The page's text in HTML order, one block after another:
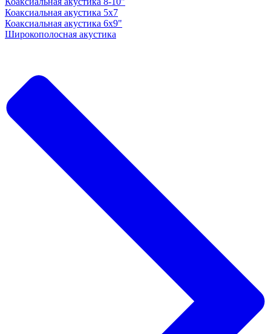
Коаксиальная акустика 5x7
Коаксиальная акустика 6х9"
Широкополосная акустика